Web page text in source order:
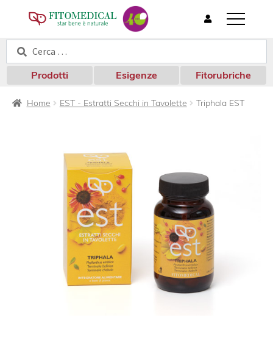
T
o
g
l
e
n
a
Cerca:
Cerca
Prodotti Esigenze Fitorubriche
Home EST - Estratti Secchi in Tavolette Triphala EST